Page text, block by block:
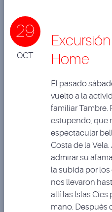
29
OCT
Home
El pasado
vuelto a la
familiar Tambre.
estupendo, que
espectacular
Costa de la
admirar su
la subida por
nos llevaron
allí las Islas Cíes
mano. Después